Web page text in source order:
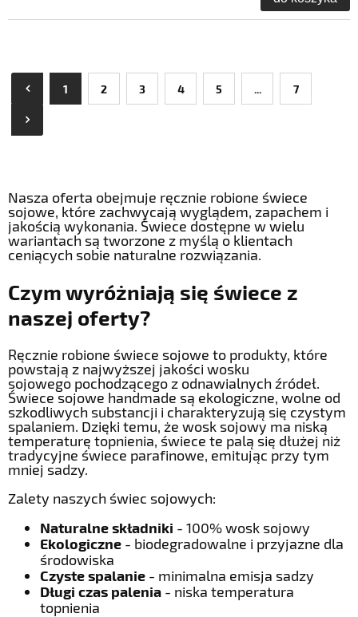
1 2 3 4 5 ... 7
Nasza oferta obejmuje ręcznie robione świece
sojowe, które zachwycają wyglądem, zapachem i
jakością wykonania. Świece dostępne w wielu
wariantach są tworzone z myślą o klientach
ceniących sobie naturalne rozwiązania.
Czym wyróżniają się świece z
naszej oferty?
Ręcznie robione świece sojowe to produkty, które
powstają z najwyższej jakości wosku
sojowego pochodzącego z odnawialnych źródeł.
Świece sojowe handmade są ekologiczne, wolne od
szkodliwych substancji i charakteryzują się czystym
spalaniem. Dzięki temu, że wosk sojowy ma niską
temperaturę topnienia, świece te palą się dłużej niż
tradycyjne świece parafinowe, emitując przy tym
mniej sadzy.
Zalety naszych świec sojowych:
Naturalne składniki - 100% wosk sojowy
Ekologiczne - biodegradowalne i przyjazne dla
środowiska
Czyste spalanie - minimalna emisja sadzy
Długi czas palenia - niska temperatura
topnienia